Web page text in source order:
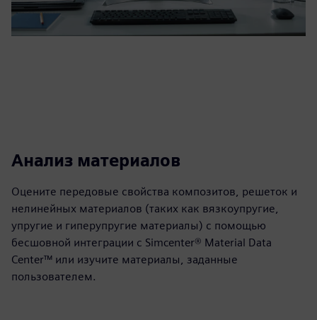
Анализ материалов
Оцените передовые свойства композитов, решеток и
нелинейных материалов (таких как вязкоупругие,
упругие и гиперупругие материалы) с помощью
бесшовной интеграции с Simcenter® Material Data
Center™ или изучите материалы, заданные
пользователем.